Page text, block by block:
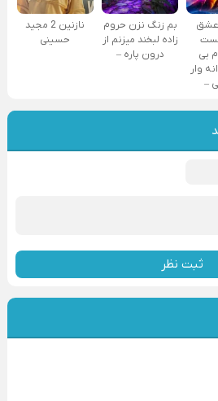
عشق
بی
وار
–
بم زنگ نزن حروم
زاده لبخند میزنم از
درون پاره –
نازنین 2 مجید
حسینی
ثبت نظر